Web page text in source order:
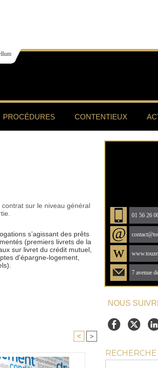
PROCÉDURES CONTENTIEUX
sur le niveau général
s’agissant des prêts
(premiers livrets de la
sur livret du crédit mutuel,
d'épargne-logement,
< >
01 56 26
@
w
7 avenue
NOUS
RECHERCHE